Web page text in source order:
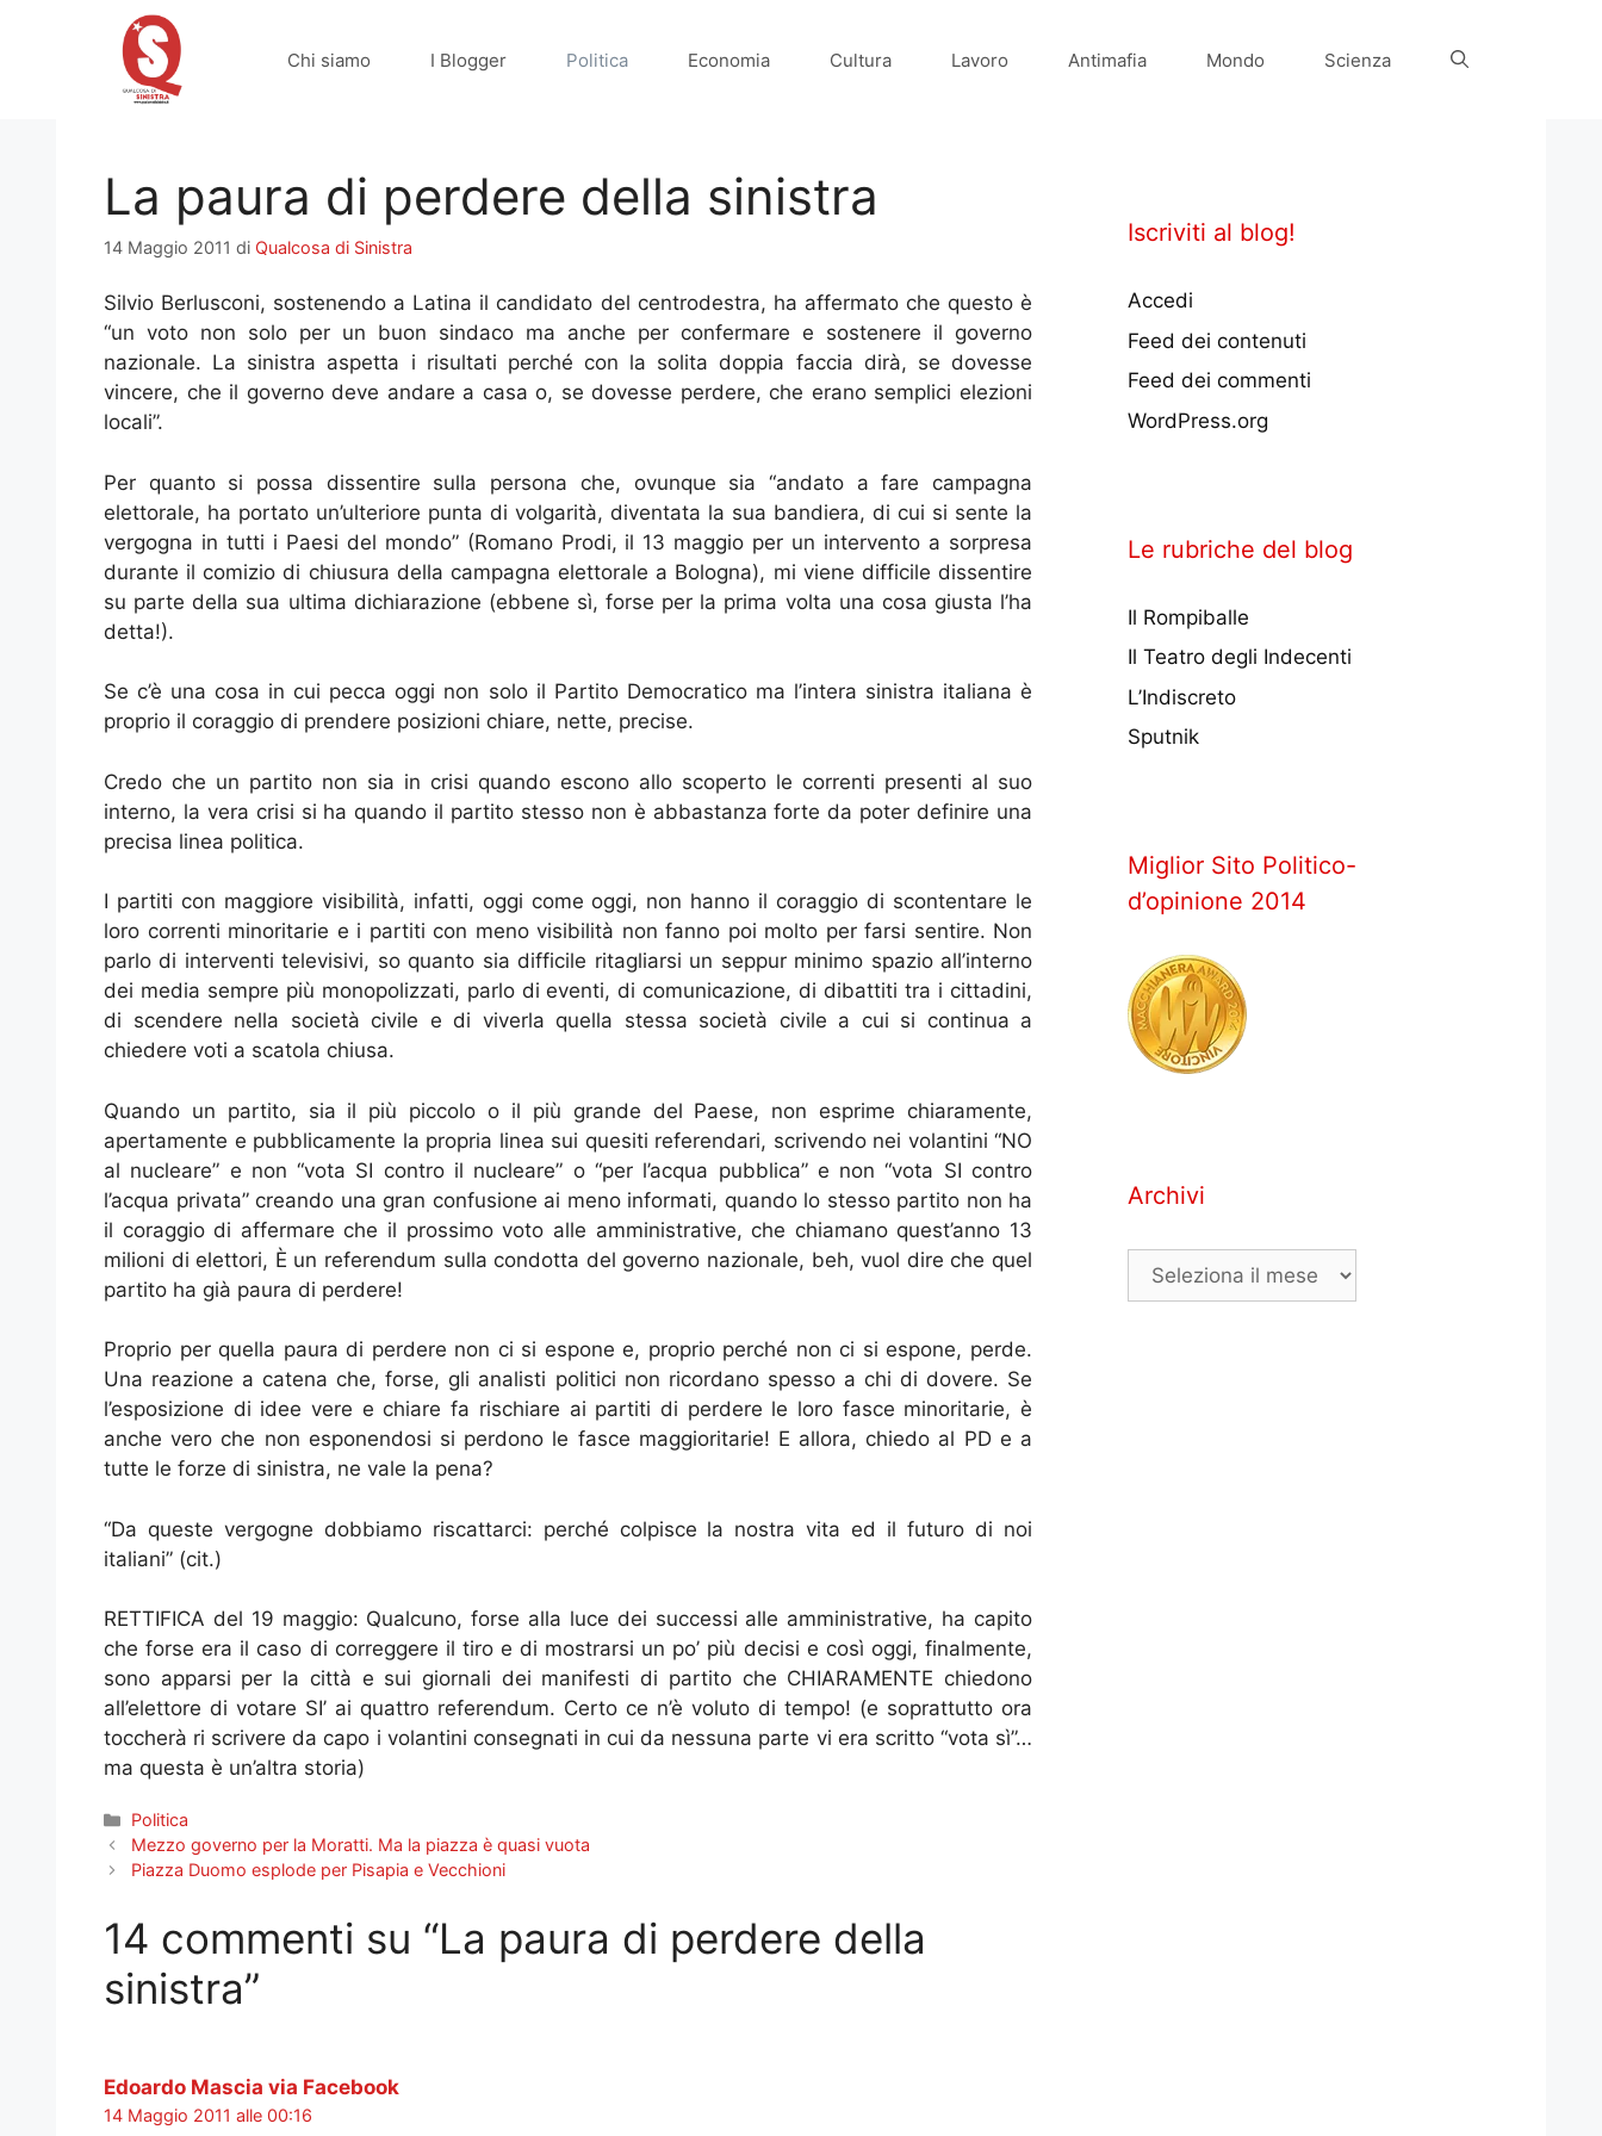
Chi siamo I Blogger Politica Economia Cultura Lavoro Antimafia Mondo Scienza
La paura di perdere della sinistra
14 Maggio 2011 di Qualcosa di Sinistra
Silvio Berlusconi, sostenendo a Latina il candidato del centrodestra, ha affermato che questo è
“un voto non solo per un buon sindaco ma anche per confermare e sostenere il governo
nazionale. La sinistra aspetta i risultati perché con la solita doppia faccia dirà, se dovesse
vincere, che il governo deve andare a casa o, se dovesse perdere, che erano semplici elezioni
locali”.
Per quanto si possa dissentire sulla persona che, ovunque sia “andato a fare campagna
elettorale, ha portato un’ulteriore punta di volgarità, diventata la sua bandiera, di cui si sente la
vergogna in tutti i Paesi del mondo” (Romano Prodi, il 13 maggio per un intervento a sorpresa
durante il comizio di chiusura della campagna elettorale a Bologna), mi viene difficile dissentire
su parte della sua ultima dichiarazione (ebbene sì, forse per la prima volta una cosa giusta l’ha
detta!).
Se c’è una cosa in cui pecca oggi non solo il Partito Democratico ma l’intera sinistra italiana è
proprio il coraggio di prendere posizioni chiare, nette, precise.
Credo che un partito non sia in crisi quando escono allo scoperto le correnti presenti al suo
interno, la vera crisi si ha quando il partito stesso non è abbastanza forte da poter definire una
precisa linea politica.
I partiti con maggiore visibilità, infatti, oggi come oggi, non hanno il coraggio di scontentare le
loro correnti minoritarie e i partiti con meno visibilità non fanno poi molto per farsi sentire. Non
parlo di interventi televisivi, so quanto sia difficile ritagliarsi un seppur minimo spazio all’interno
dei media sempre più monopolizzati, parlo di eventi, di comunicazione, di dibattiti tra i cittadini,
di scendere nella società civile e di viverla quella stessa società civile a cui si continua a
chiedere voti a scatola chiusa.
Quando un partito, sia il più piccolo o il più grande del Paese, non esprime chiaramente,
apertamente e pubblicamente la propria linea sui quesiti referendari, scrivendo nei volantini “NO
al nucleare” e non “vota SI contro il nucleare” o “per l’acqua pubblica” e non “vota SI contro
l’acqua privata” creando una gran confusione ai meno informati, quando lo stesso partito non ha
il coraggio di affermare che il prossimo voto alle amministrative, che chiamano quest’anno 13
milioni di elettori, È un referendum sulla condotta del governo nazionale, beh, vuol dire che quel
partito ha già paura di perdere!
Proprio per quella paura di perdere non ci si espone e, proprio perché non ci si espone, perde.
Una reazione a catena che, forse, gli analisti politici non ricordano spesso a chi di dovere. Se
l’esposizione di idee vere e chiare fa rischiare ai partiti di perdere le loro fasce minoritarie, è
anche vero che non esponendosi si perdono le fasce maggioritarie! E allora, chiedo al PD e a
tutte le forze di sinistra, ne vale la pena?
“Da queste vergogne dobbiamo riscattarci: perché colpisce la nostra vita ed il futuro di noi
italiani” (cit.)
RETTIFICA del 19 maggio: Qualcuno, forse alla luce dei successi alle amministrative, ha capito
che forse era il caso di correggere il tiro e di mostrarsi un po’ più decisi e così oggi, finalmente,
sono apparsi per la città e sui giornali dei manifesti di partito che CHIARAMENTE chiedono
all’elettore di votare SI’ ai quattro referendum. Certo ce n’è voluto di tempo! (e soprattutto ora
toccherà ri scrivere da capo i volantini consegnati in cui da nessuna parte vi era scritto “vota sì”…
ma questa è un’altra storia)
Categorie
Politica
Mezzo governo per la Moratti. Ma la piazza è quasi vuota
Piazza Duomo esplode per Pisapia e Vecchioni
14 commenti su “La paura di perdere della
sinistra”
Edoardo Mascia via Facebook
14 Maggio 2011 alle 00:16
Iscriviti al blog!
Accedi
Feed dei contenuti
Feed dei commenti
WordPress.org
Le rubriche del blog
Il Rompiballe
Il Teatro degli Indecenti
L’Indiscreto
Sputnik
Miglior Sito Politico-
d’opinione 2014
Archivi
Archivi